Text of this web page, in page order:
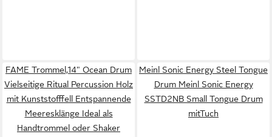
FAME Trommel,14" Ocean Drum
Vielseitige Ritual Percussion Holz
mit Kunststofffell Entspannende
Meeresklänge Ideal als
Handtrommel oder Shaker
Meinl Sonic Energy Steel Tongue
Drum Meinl Sonic Energy
SSTD2NB Small Tongue Drum
mitTuch